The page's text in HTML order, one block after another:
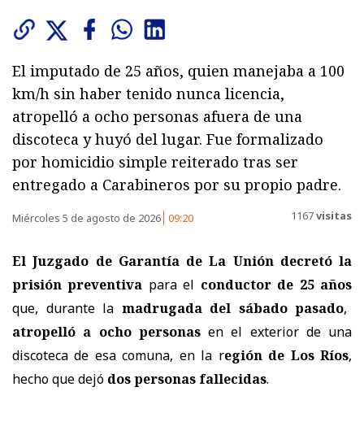
El imputado de 25 años, quien manejaba a 100
km/h sin haber tenido nunca licencia,
atropelló a ocho personas afuera de una
discoteca y huyó del lugar. Fue formalizado
por homicidio simple reiterado tras ser
entregado a Carabineros por su propio padre.
Miércoles 5 de agosto de 2026 09:20 1167visitas
El Juzgado de Garantía de La Unión decretó la
prisión preventiva para el conductor de 25 años
que, durante la madrugada del sábado pasado,
atropelló a ocho personasen el exterior de una
discoteca de esa comuna, en la región de Los Ríos,
hecho que dejó dos personas fallecidas.